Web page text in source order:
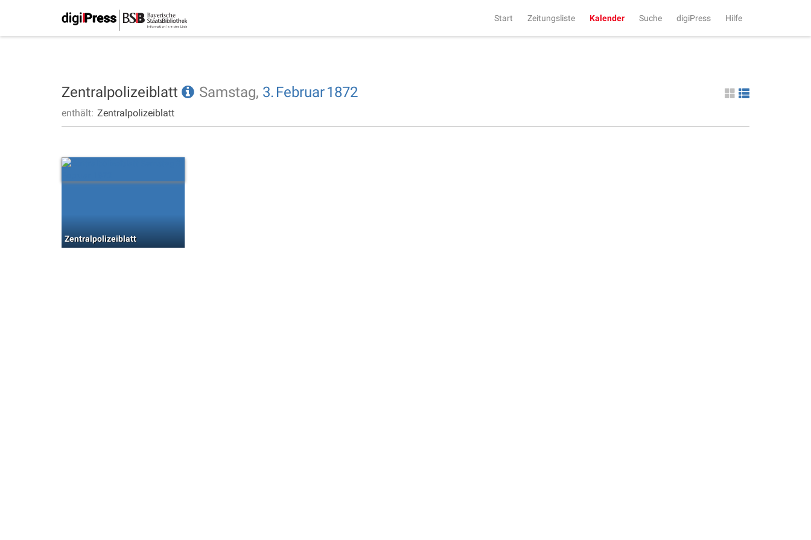
Start Zeitungsliste Kalender Suche digiPress Hilfe
Zentralpolizeiblatt Samstag, 3. Februar1872
enthält: Zentralpolizeiblatt
Zentralpolizeiblatt